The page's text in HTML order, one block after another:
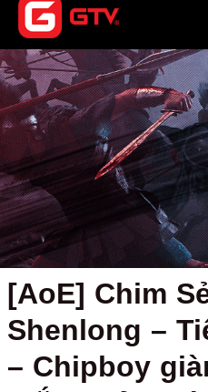
[AoE] Chim
Shenlong –
– Chipboy